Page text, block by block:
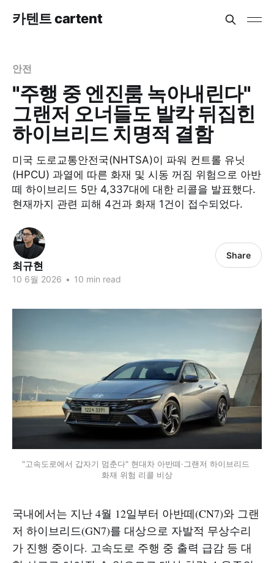
카텐트 cartent
안전
"주행 중 엔진룸 녹아내린다"
그랜저 오너들도 발칵 뒤집힌
하이브리드 치명적 결함
미국 도로교통안전국(NHTSA)이 파워 컨트롤 유닛
(HPCU) 과열에 따른 화재 및 시동 꺼짐 위험으로 아반
떼 하이브리드 5만 4,337대에 대한 리콜을 발표했다.
현재까지 관련 피해 4건과 화재 1건이 접수되었다.
최규현
10 6월 2026 • 10 min read
Share
"고속도로에서 갑자기 멈춘다" 현대차 아반떼·그랜저 하이브리드
화재 위험 리콜 비상
국내에서는 지난 4월 12일부터 아반떼(CN7)와 그랜
저 하이브리드(GN7)를 대상으로 자발적 무상수리
가 진행 중이다. 고속도로 주행 중 출력 급감 등 대